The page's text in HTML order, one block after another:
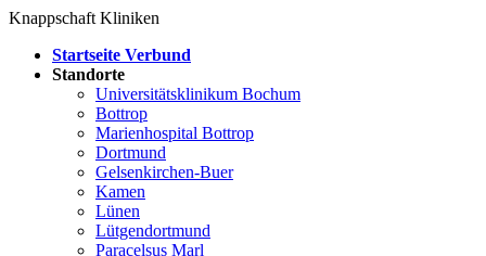
Knappschaft Kliniken
Startseite Verbund
Standorte
Universitätsklinikum Bochum
Bottrop
Marienhospital Bottrop
Dortmund
Gelsenkirchen-Buer
Kamen
Lünen
Lütgendortmund
Paracelsus Marl